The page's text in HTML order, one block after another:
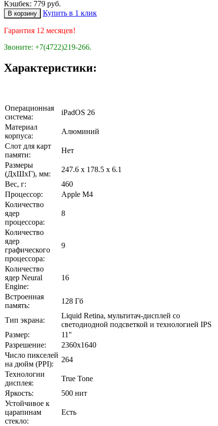
Кэшбек: 779 руб.
Купить в 1 клик
Гарантия 12 месяцев!
Звоните: +7(4722)219-266.
Характеристики:
Операционная
система:
iPadOS 26
Материал
корпуса:
Алюминий
Слот для карт
памяти:
Нет
Размеры
(ДхШхГ), мм:
247.6 x 178.5 x 6.1
Вес, г:
460
Процессор:
Apple M4
Количество
ядер
процессора:
8
Количество
ядер
графического
процессора:
9
Количество
ядер Neural
Engine:
16
Встроенная
память:
128 Гб
Тип экрана:
Liquid Retina, мультитач-дисплей со
светодиодной подсветкой и технологией IPS
Размер:
11"
Разрешение:
2360х1640
Число пикселей
на дюйм (PPI):
264
Технологии
дисплея:
True Tone
Яркость:
500 нит
Устойчивое к
царапинам
стекло:
Есть